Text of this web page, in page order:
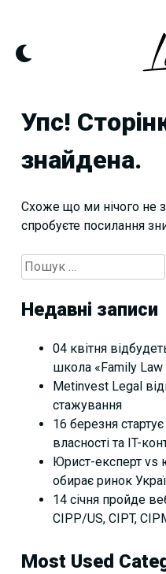
content
Упс!
знайдена.
Схоже що ми нічого не
спробуєте посилання
Пошук:
Недавні записи
04 квітня
школа «Family Law
Metinvest Legal
стажування
16 березня
власності та IT-
Юрист-експерт vs
обирає ринок
14 січня пройде
CIPP/US, CIPT,
Most Used